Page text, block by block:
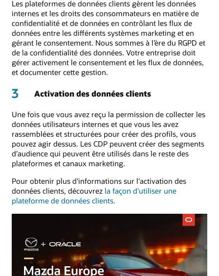
Les plateformes de données clients gèrent les données
internes et les droits des consommateurs en matière de
confidentialité et de données en contrôlant les flux de
données entre les différents systèmes marketing et en
gérant le consentement. Nous sommes à l’ère du RGPD et
de la confidentialité des données. Votre entreprise doit
gérer activement le consentement et les flux de données,
et documenter cette gestion.
3 Activation des données clients
Une fois que vous avez reçu la permission de collecter les
données utilisateurs internes et que vous les avez
rassemblées et structurées pour créer des profils, vous
pouvez agir dessus. Les CDP peuvent créer des segments
d’audience qui peuvent être utilisés dans le reste des
plateformes et canaux marketing.
Pour obtenir plus d'informations sur l'activation des
données clients, découvrez la façon d'utiliser une
plateforme de données clients.